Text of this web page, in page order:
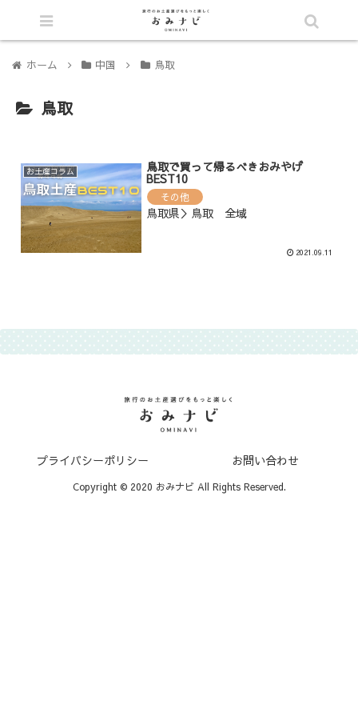
ホーム 中国 鳥取
鳥取
お土産コラム 鳥取で買って帰るべきおみやげ
BEST10
その他
鳥取県＞鳥取 全域
2021.09.11
プライバシーポリシー お問い合わせ
Copyright © 2020 おみナビ All Rights Reserved.
シェア